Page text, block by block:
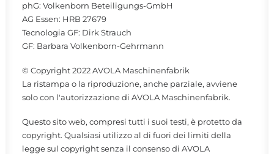
phG: Volkenborn Beteiligungs-GmbH
AG Essen: HRB 27679
Tecnologia GF: Dirk Strauch
GF: Barbara Volkenborn-Gehrmann
© Copyright 2022 AVOLA Maschinenfabrik
La ristampa o la riproduzione, anche parziale, avviene
solo con l'autorizzazione di AVOLA Maschinenfabrik.
Questo sito web, compresi tutti i suoi testi, è protetto da
copyright. Qualsiasi utilizzo al di fuori dei limiti della
legge sul copyright senza il consenso di AVOLA